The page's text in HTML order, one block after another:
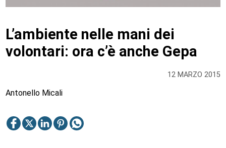
12 MARZO 2015
L’ambiente nelle mani dei
volontari: ora c’è anche Gepa
Antonello Micali